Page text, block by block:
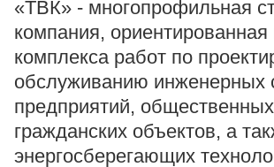
«ТВК» - многопрофильная
компания,
комплекса работ по
обслуживанию
предприятий,
гражданских объектов, а
энергосберегающих